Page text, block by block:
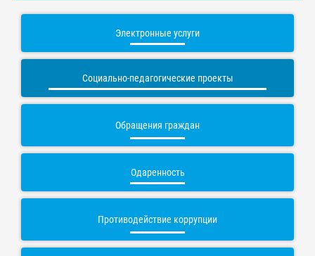
Электронные услуги
Социально-педагогические проекты
Обращения граждан
Одаренность
Противодействие коррупции